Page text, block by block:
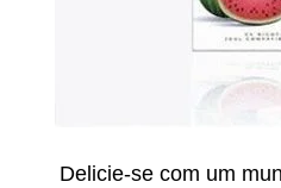
Delicie-se com um